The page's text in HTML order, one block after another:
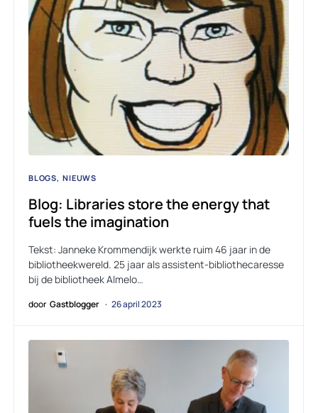
BLOGS NIEUWS
Blog: Libraries store the energy that
fuels the imagination
Tekst: Janneke Krommendijk werkte ruim 46 jaar in de
bibliotheekwereld. 25 jaar als assistent-bibliothecaresse
bij de bibliotheek Almelo…
door Gastblogger 26 april 2023